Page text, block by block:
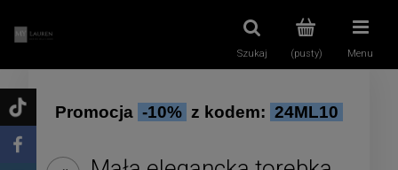
(pusty)
Szukaj Menu
Promocja -10% z kodem: 24ML10